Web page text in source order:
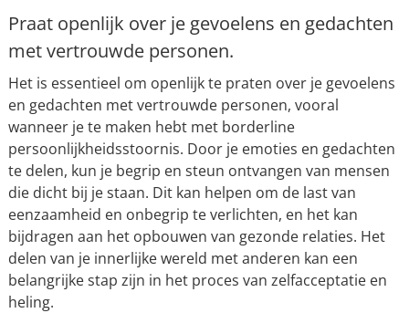
Praat openlijk over je gevoelens en gedachten
met vertrouwde personen.
Het is essentieel om openlijk te praten over je gevoelens
en gedachten met vertrouwde personen, vooral
wanneer je te maken hebt met borderline
persoonlijkheidsstoornis. Door je emoties en gedachten
te delen, kun je begrip en steun ontvangen van mensen
die dicht bij je staan. Dit kan helpen om de last van
eenzaamheid en onbegrip te verlichten, en het kan
bijdragen aan het opbouwen van gezonde relaties. Het
delen van je innerlijke wereld met anderen kan een
belangrijke stap zijn in het proces van zelfacceptatie en
heling.